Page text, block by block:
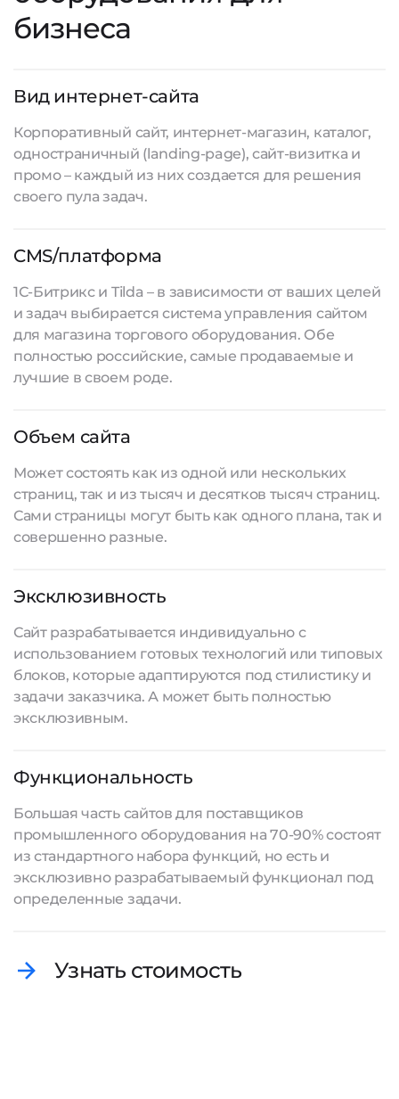
бизнеса
Вид интернет-сайта
Корпоративный сайт, интернет-магазин, каталог,
одностраничный (landing-page), сайт-визитка и
промо – каждый из них создается для решения
своего пула задач.
CMS/платформа
1С-Битрикс и Tilda – в зависимости от ваших целей
и задач выбирается система управления сайтом
для магазина торгового оборудования. Обе
полностью российские, самые продаваемые и
лучшие в своем роде.
Объем сайта
Может состоять как из одной или нескольких
страниц, так и из тысяч и десятков тысяч страниц.
Сами страницы могут быть как одного плана, так и
совершенно разные.
Эксклюзивность
Сайт разрабатывается индивидуально с
использованием готовых технологий или типовых
блоков, которые адаптируются под стилистику и
задачи заказчика. А может быть полностью
эксклюзивным.
Функциональность
Большая часть сайтов для поставщиков
промышленного оборудования на 70-90% состоят
из стандартного набора функций, но есть и
эксклюзивно разрабатываемый функционал под
определенные задачи.
Узнать стоимость